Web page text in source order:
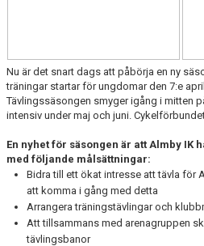
Nu är det snart dags att påbörja en ny
träningar startar för ungdomar den 7:e
Tävlingssäsongen smyger igång i mitten
intensiv under maj och juni.
En nyhet för säsongen är att Almby IK
med följande målsättningar:
Bidra till ett ökat intresse att tävla för
att komma i gång med detta
Arrangera träningstävlingar och
Att tillsammans med arenagruppen
tävlingsbanor